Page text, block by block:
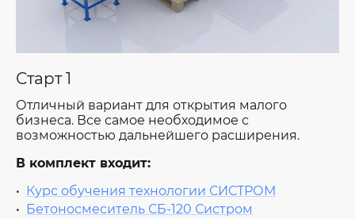
Старт 1
Отличный вариант для открытия малого
бизнеса. Все самое необходимое с
возможностью дальнейшего расширения.
В комплект входит:
Курс обучения технологии СИСТРОМ
Бетоносмеситель СБ-120 Систром